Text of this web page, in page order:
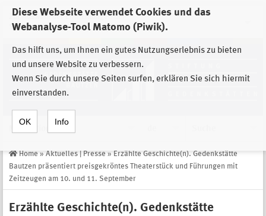
Diese Webseite verwendet Cookies und das
Webanalyse-Tool Matomo (Piwik).
Das hilft uns, um Ihnen ein gutes Nutzungserlebnis zu bieten
und unsere Website zu verbessern.
Wenn Sie durch unsere Seiten surfen, erklären Sie sich hiermit
einverstanden.
OK Info
Zur Auswahl der Einrichtungen der
Stiftung Sächsische Gedenkstätten
Home » Aktuelles | Presse » Erzählte Geschichte(n). Gedenkstätte
Bautzen präsentiert preisgekröntes Theaterstück und Führungen mit
Zeitzeugen am 10. und 11. September
Erzählte Geschichte(n). Gedenkstätte